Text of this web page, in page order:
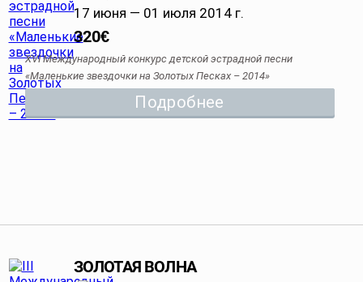
17 июня — 01 июля 2014 г.
320€
ХVI Международный конкурс детской эстрадной песни
«Маленькие звездочки на Золотых Песках – 2014»
Подробнее
ЗОЛОТАЯ ВОЛНА